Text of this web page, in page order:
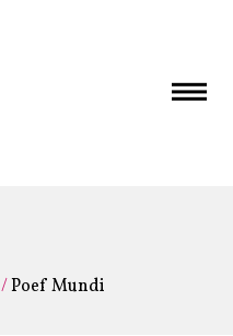
/Poef Mundi